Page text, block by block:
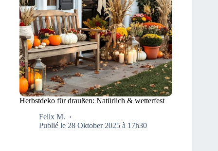
Herbstdeko für draußen: Natürlich & wetterfest
Felix M.
Publié le 28 Oktober 2025 à 17h30